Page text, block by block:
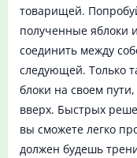
товарищей.
полученные яблоки
соединить между
следующей. Только
блоки на своем
вверх. Быстрых
вы сможете легко
должен будешь